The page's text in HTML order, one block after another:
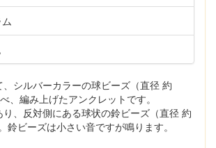
シルバーカラーの球ビーズ（直径 約
、編み上げたアンクレットです。
、反対側にある球状の鈴ビーズ（直径 約
鈴ビーズは小さい音ですが鳴ります。